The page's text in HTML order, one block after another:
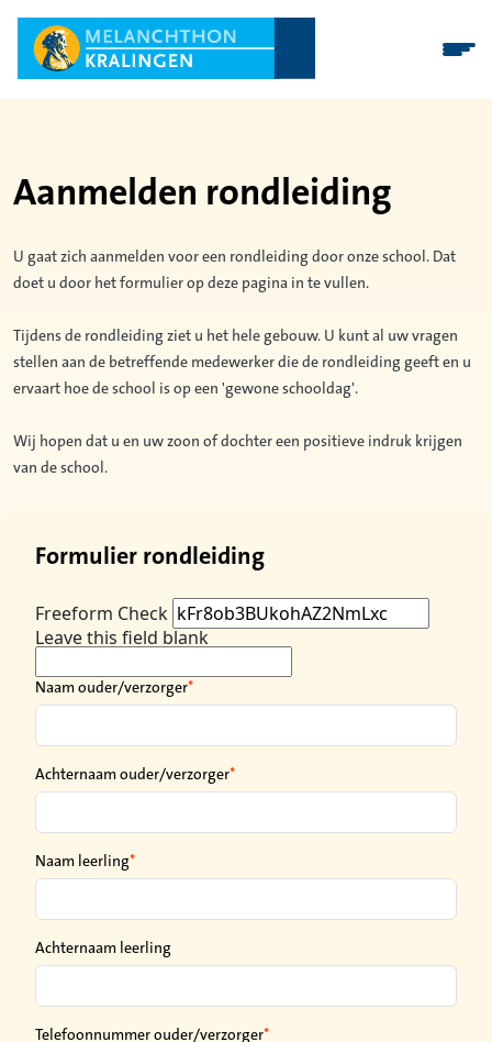
Aanmelden rondleiding
U gaat zich aanmelden voor een rondleiding door onze school. Dat
doet u door het formulier op deze pagina in te vullen.
Tijdens de rondleiding ziet u het hele gebouw. U kunt al uw vragen
stellen aan de betreffende medewerker die de rondleiding geeft en u
ervaart hoe de school is op een 'gewone schooldag'.
Wij hopen dat u en uw zoon of dochter een positieve indruk krijgen
van de school.
Formulier rondleiding
Freeform Check
Leave this field blank
Naam ouder/verzorger
Achternaam ouder/verzorger
Naam leerling
Achternaam leerling
Telefoonnummer ouder/verzorger